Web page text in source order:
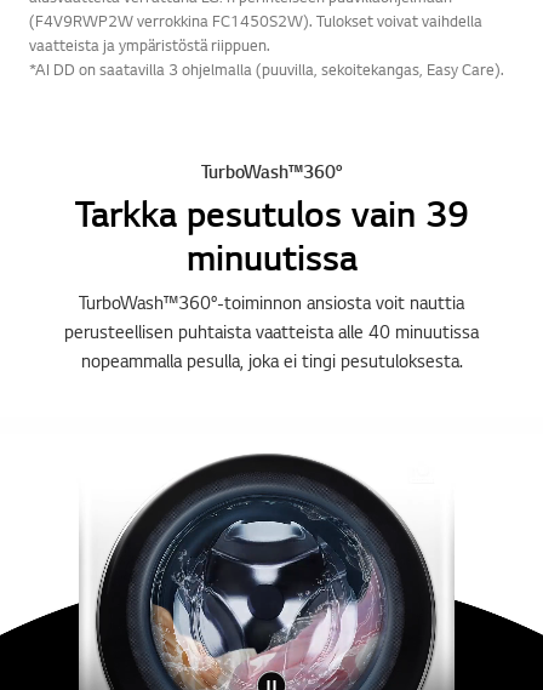
(F4V9RWP2W verrokkina FC1450S2W). Tulokset voivat vaihdella
vaatteista ja ympäristöstä riippuen.
*AI DD on saatavilla 3 ohjelmalla (puuvilla, sekoitekangas, Easy Care).
TurboWash™360°
Tarkka pesutulos vain 39
minuutissa
TurboWash™360°-toiminnon ansiosta voit nauttia
perusteellisen puhtaista vaatteista alle 40 minuutissa
nopeammalla pesulla, joka ei tingi pesutuloksesta.